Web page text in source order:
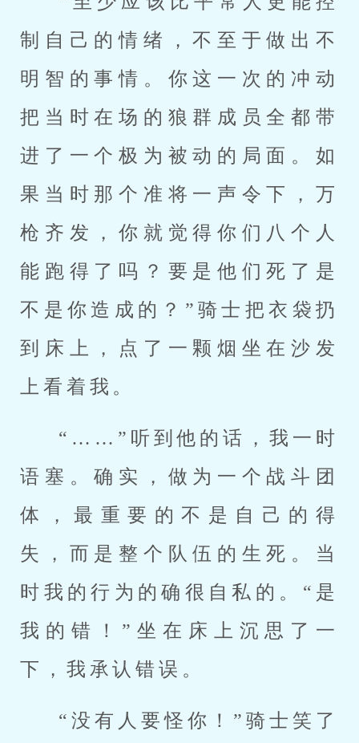
制自己的情绪，不至于做出不
明智的事情。你这一次的冲动
把当时在场的狼群成员全都带
进了一个极为被动的局面。如
果当时那个准将一声令下，万
枪齐发，你就觉得你们八个人
能跑得了吗？要是他们死了是
不是你造成的？”骑士把衣袋扔
到床上，点了一颗烟坐在沙发
上看着我。
“……”听到他的话，我一时
语塞。确实，做为一个战斗团
体，最重要的不是自己的得
失，而是整个队伍的生死。当
时我的行为的确很自私的。“是
我的错！”坐在床上沉思了一
下，我承认错误。
“没有人要怪你！”骑士笑了